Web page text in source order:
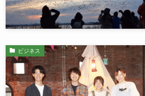
ビジネス